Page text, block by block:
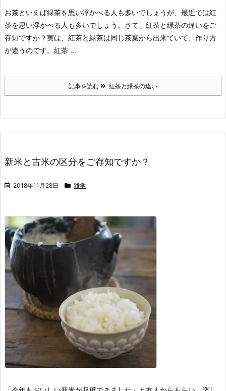
お茶といえば緑茶を思い浮かべる人も多いでしょうが、最近では紅
茶を思い浮かべる人も多いでしょう。 さて、紅茶と緑茶の違いをご
存知ですか？実は、紅茶と緑茶は同じ茶葉から出来ていて、作り方
が違うのです。 紅茶 ...
記事を読む 紅茶と緑茶の違い
新米と古米の区分をご存知ですか？
2018年11月28日 雑学